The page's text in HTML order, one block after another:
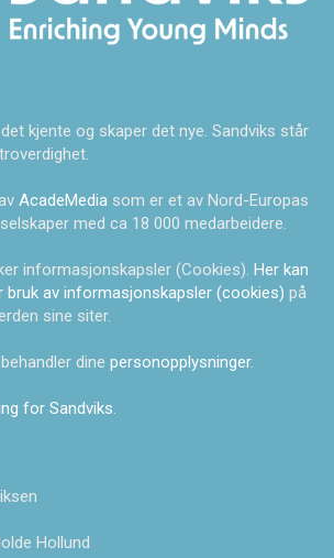
kjente og skaper det nye. Sandviks står
AcadeMedia som er et av Nord-Europas
med ca 18 000 medarbeidere.
informasjonskapsler (Cookies). Her kan
bruk av informasjonskapsler (cookies) på
sine siter.
dine personopplysninger.
for Sandviks.
Hollund